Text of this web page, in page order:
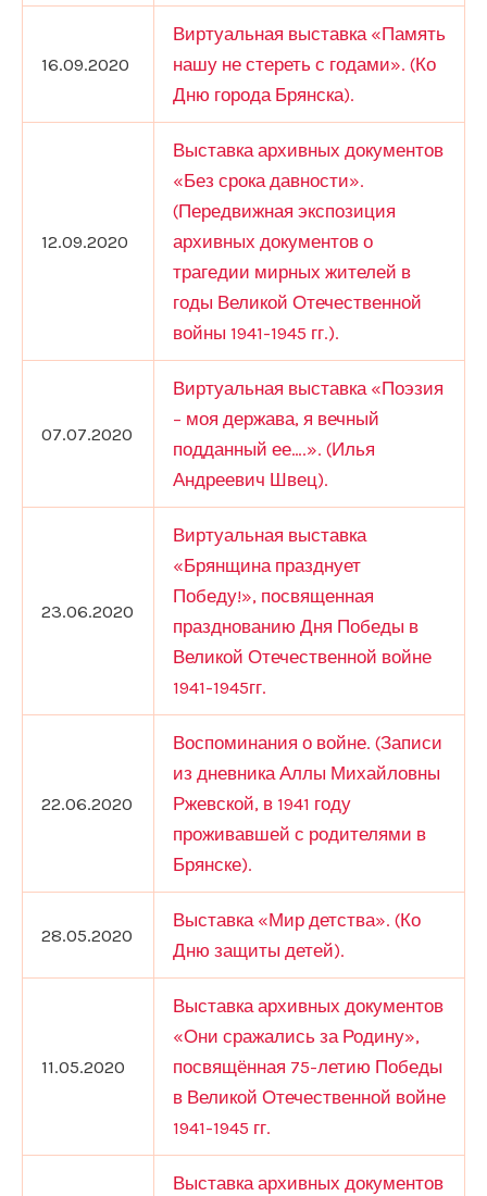
16.09.2020
Виртуальная выставка «Память
нашу не стереть с годами». (Ко
Дню города Брянска).
12.09.2020
Выставка архивных документов
«Без срока давности».
(Передвижная экспозиция
архивных документов о
трагедии мирных жителей в
годы Великой Отечественной
войны 1941-1945 гг.).
07.07.2020
Виртуальная выставка «Поэзия
– моя держава, я вечный
подданный ее….». (Илья
Андреевич Швец).
23.06.2020
Виртуальная выставка
«Брянщина празднует
Победу!», посвященная
празднованию Дня Победы в
Великой Отечественной войне
1941-1945гг.
22.06.2020
Воспоминания о войне. (Записи
из дневника Аллы Михайловны
Ржевской, в 1941 году
проживавшей с родителями в
Брянске).
28.05.2020
Выставка «Мир детства». (Ко
Дню защиты детей).
11.05.2020
Выставка архивных документов
«Они сражались за Родину»,
посвящённая 75-летию Победы
в Великой Отечественной войне
1941-1945 гг.
Выставка архивных документов